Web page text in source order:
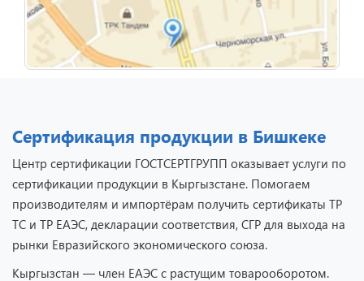
Сертификация продукции в Бишкеке
Центр сертификации ГОСТСЕРТГРУПП оказывает услуги по
сертификации продукции в Кыргызстане. Помогаем
производителям и импортёрам получить сертификаты ТР
ТС и ТР ЕАЭС, декларации соответствия, СГР для выхода на
рынки Евразийского экономического союза.
Кыргызстан — член ЕАЭС с растущим товарооборотом.